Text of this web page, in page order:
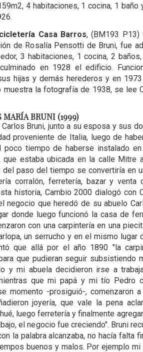
4 habitaciones, 1 cocina, 1 baño
Casa Barros, (BM193 P13)
de Rosalía Pensotti de Bruni, fue
3 habitaciones, 1 cocina, 2
en 1928 el edificio.
hijas y demás herederos y en
la fotografía de 1938, se lee
BRUNI (1999)
Carlos Bruni, junto a su esposa y sus
proveniente de Italia, luego de
tiempo de haberse instalado
que estaba ubicada en la calle Mitre
paso del tiempo se convertiría en
corralón, ferretería, bazar y venta
historia, Cambio 2000 dialogó con
negocio que heredó de su abuelo
donde luego funcionó la casa de
con una carpintería en una
un serrucho y en el mismo lugar
que allá por el año 1890 "la
que pudieran seguir subsistiendo
y mi abuela decidieron irse a
que mi papá y mi tío Pedro
momento -prosiguió-, comenzaron
joyería, que vale la pena
luego ferretería y finalmente
el negocio fue creciendo". Bruni
la palabra alcanzaba, no hacía falta
buenos y malos. Por ejemplo mi